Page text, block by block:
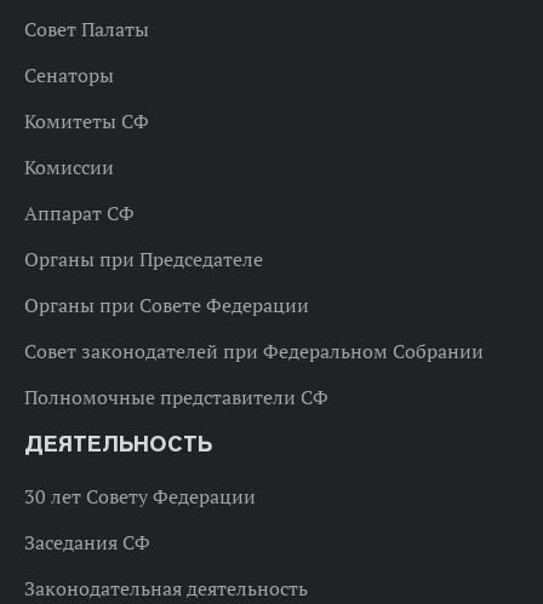
Совет Палаты
Сенаторы
Комитеты СФ
Комиссии
Аппарат СФ
Органы при Председателе
Органы при Совете Федерации
Совет законодателей при Федеральном Собрании
Полномочные представители СФ
ДЕЯТЕЛЬНОСТЬ
30 лет Совету Федерации
Заседания СФ
Законодательная деятельность